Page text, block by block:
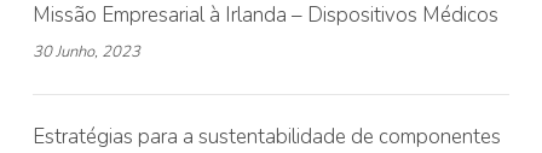
Missão Empresarial à Irlanda – Dispositivos Médicos
30 Junho, 2023
Estratégias para a sustentabilidade de componentes